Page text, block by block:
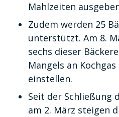
Mahlzeiten
Zudem werden 25
unterstützt. Am 8.
sechs dieser
Mangels an
einstellen.
Seit der Schließung
am 2. März steigen